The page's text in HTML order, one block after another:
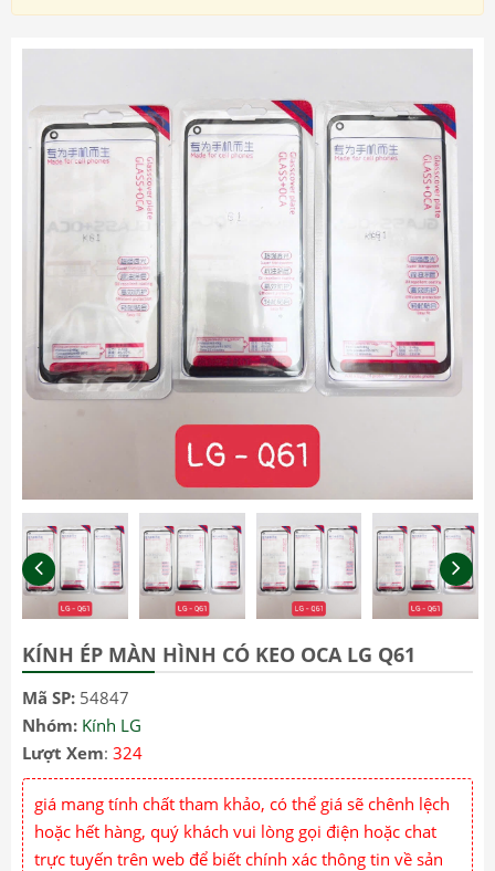
KÍNH ÉP MÀN HÌNH CÓ KEO OCA LG Q61
Mã SP: 54847
Nhóm: Kính LG
Lượt Xem: 324
giá mang tính chất tham khảo, có thể giá sẽ chênh lệch
hoặc hết hàng, quý khách vui lòng gọi điện hoặc chat
trực tuyến trên web để biết chính xác thông tin về sản